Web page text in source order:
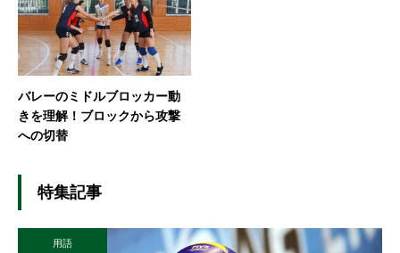
バレーのミドルブロッカー動
きを理解！ブロックから攻撃
への切替
特集記事
用語